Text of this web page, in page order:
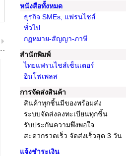
หนังสือทั้งหมด
ธุรกิจ SMEs, แฟรนไชส์
ทั่วไป
กฏหมาย-สัญญา-ภาษี
สํานักพิมพ์
ไทยแฟรนไชส์เซ็นเตอร์
อินโฟเพลส
การจัดส่งสินค้า
สินค้าทุกชิ้นมีของพร้อมส่ง
ระบบจัดส่งลงทะเบียนทุกชิ้น
รับประกันความพึงพอใจ
สะดวกรวดเร็ว จัดส่งเร็วสุด 3 วัน
แจ้งชำระเงิน